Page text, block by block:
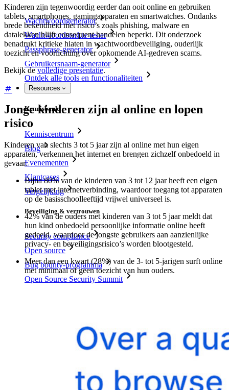
Wachtwoordgenerator
Wachtwoordsterkte-tester
Passphrase-generator
Gebruikersnaam-generator
Ontdek alle tools en functionaliteiten
Resources
Kennisbank
Kenniscentrum
Blog
Evenementen
Klantcases
Vergelijking
Beveiliging & vertrouwen
Security compliance
Open source
Bug bounty-programma
Open Source Security Summit
Enterprise-diensten
Kinderen zijn tegenwoordig eerder dan ooit online en gebruiken
tablets, smartphones, gamingapparaten en smartwatches. Ondanks
brede bekendheid met risico’s zoals phishing, malware en
datalekken blijft consequent handelen beperkt. Dit onderzoek
benadrukt kritieke hiaten in wachtwoordbeveiliging, ouderlijk
toezicht en voorlichting over opkomende AI-gedreven scams.
Bekijk devolledige presentatie.
Jonge kinderen zijn al online en lopen
risico
Kinderen van slechts 3 tot 5 jaar zijn al online met hun eigen
apparaten, verkennen het internet en brengen zichzelf onbedoeld in
gevaar.
Bijna 80% van de kinderen van 3 tot 12 jaar heeft een eigen
tablet met internetverbinding, waardoor toegang tot apparaten
op de basisschoolleeftijd vrijwel universeel is.
42% van de ouders met kinderen van 3 tot 5 jaar meldt dat
hun kind onbedoeld persoonlijke informatie online heeft
gedeeld, waardoor de jongste gebruikers aan aanzienlijke
privacy- en beveiligingsrisico’s worden blootgesteld.
Meer dan een kwart (28%) van de 3- tot 5-jarigen surft online
met minimaal of geen toezicht van hun ouders.